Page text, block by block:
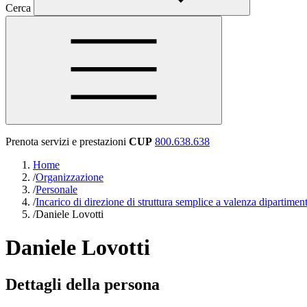
Cerca
Prenota servizi e prestazioni CUP 800.638.638
Home
/Organizzazione
/Personale
/Incarico di direzione di struttura semplice a valenza
/Daniele Lovotti
Daniele Lovotti
Dettagli della persona